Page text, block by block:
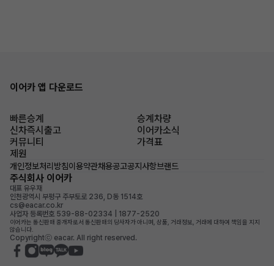
이어카 앱 다운로드
빠른승계
승계차량
신차즉시출고
이어카소식
커뮤니티
가격표
제원
개인정보처리방침이용약관채용공고공지사항브랜드
주식회사 이어카
대표 유우재
인천광역시 부평구 주부토로 236, D동 1514호
cs@eacar.co.kr
사업자 등록번호 539-88-02334 | 1877-2520
이어카는 통신판매 중개자로서 통신판매의 당사자가 아니며, 상품, 거래정보, 거래에 대하여 책임을 지지
않습니다.
Copyrightⓒ eacar. All right reserved.